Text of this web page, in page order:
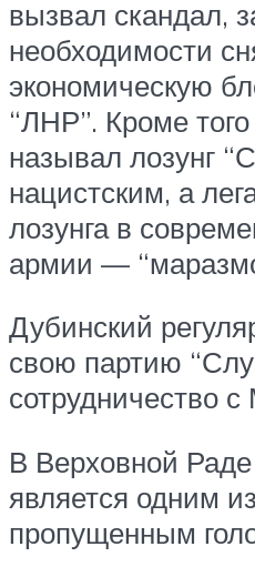
вызвал скандал,
необходимости
экономическую
“ЛНР”. Кроме
называл лозунг
нацистским, а
лозунга в
армии —
Дубинский
свою партию
сотрудничество
В Верховной
является одним
пропущенным